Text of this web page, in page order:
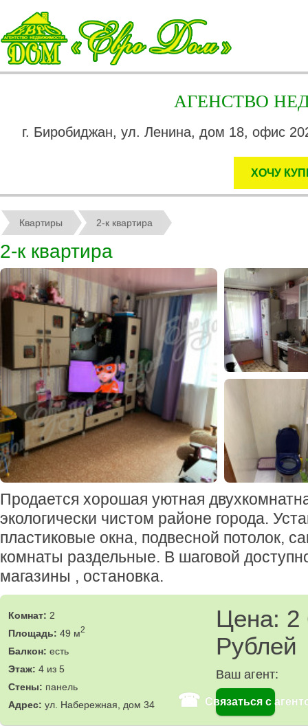
АГЕНСТВО
г. Биробиджан, ул. Ленина, дом 18, офис
ХОЧУ
Квартиры 2-к квартира
2-к квартира
Продается хорошая уютная
экологически чистом районе города.
пластиковые окна, подвесной потолок,
комнаты раздельные. В шаговой
магазины , остановка.
Комнат: 2
Площадь: 49 м2
Балкон: есть
Этаж: 4 из 5
Стены: панель
Адрес: ул. Набережная, дом 34
Цена: 2
Рублей
Ваш агент:
☎ Связаться с